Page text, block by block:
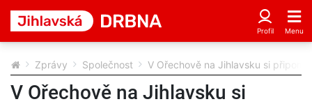
Zprávy Společnost V Ořechově na Jihlavsku si
V Ořechově na Jihlavsku si